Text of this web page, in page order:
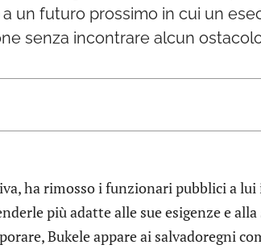
un futuro prossimo in cui un
senza incontrare alcun
ha rimosso i funzionari pubblici a
più adatte alle sue esigenze e alla
Bukele appare ai salvadoregni